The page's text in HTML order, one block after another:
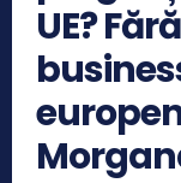
UE?